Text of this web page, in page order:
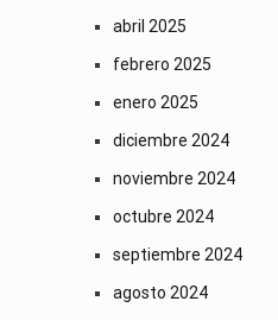
abril 2025
febrero 2025
enero 2025
diciembre 2024
noviembre 2024
octubre 2024
septiembre 2024
agosto 2024